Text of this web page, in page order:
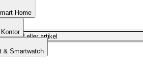
Home
& Smartwatch